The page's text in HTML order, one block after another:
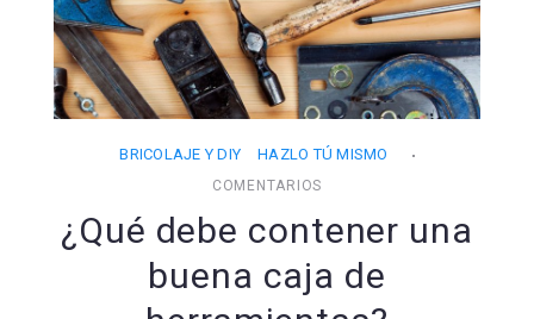
BRICOLAJE Y DIY HAZLO TÚ MISMO
COMENTARIOS
¿Qué debe contener una
buena caja de